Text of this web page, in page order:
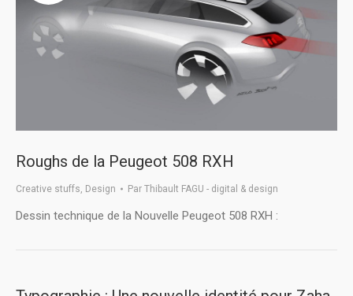
Roughs de la Peugeot 508 RXH
Creative stuffs, Design Par Thibault FAGU - digital & design
Dessin technique de la Nouvelle Peugeot 508 RXH :